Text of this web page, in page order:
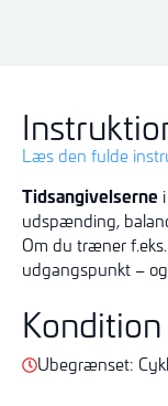
Læs den fulde
Tidsangivelserne
udspænding,
Om du træner
udgangspunkt –
Kondition
Ubegrænset: